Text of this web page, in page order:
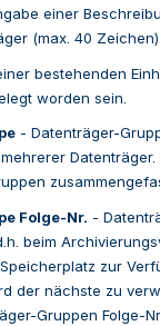
einer
(max. 40 Zeichen).
bestehenden
worden sein.
- Datenträger-
Folge-Nr. -
beim
zur
der nächste zu
Gruppen Folge-